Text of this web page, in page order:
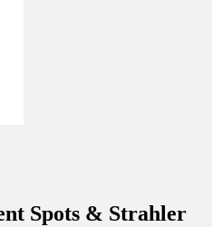
Spots & Strahler